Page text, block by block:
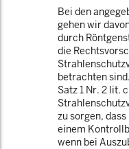
Bei den
gehen wir
durch
die
betrachten
Satz 1 Nr. 2 lit.
zu sorgen,
einem
wenn bei